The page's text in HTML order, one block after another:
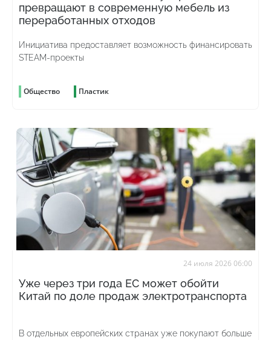
превращают в современную мебель из
переработанных отходов
Инициатива предоставляет возможность финансировать
STEAM-проекты
Общество Пластик
24 июля 2026 06:00
Уже через три года ЕС может обойти
Китай по доле продаж электротранспорта
В отдельных европейских странах уже покупают больше